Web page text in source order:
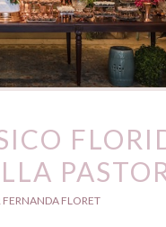
FERNANDA FLORET